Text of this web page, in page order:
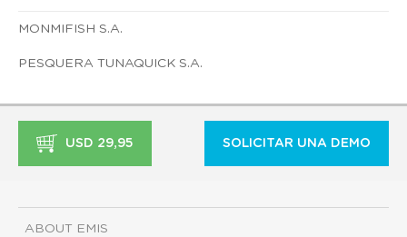
MONMIFISH S.A.
PESQUERA TUNAQUICK S.A.
USD 29,95 SOLICITAR UNA DEMO
ABOUT EMIS